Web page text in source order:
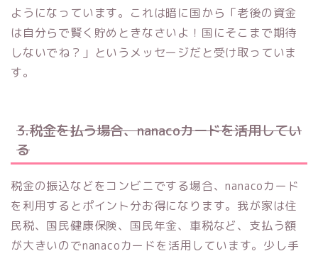
ようになっています。これは暗に国から「老後の資金
は自分らで賢く貯めときなさいよ！国にそこまで期待
しないでね？」というメッセージだと受け取っていま
す。
3.税金を払う場合、nanacoカードを活用してい
る
税金の振込などをコンビニでする場合、nanacoカード
を利用するとポイント分お得になります。我が家は住
民税、国民健康保険、国民年金、車税など、支払う額
が大きいのでnanacoカードを活用しています。少し手